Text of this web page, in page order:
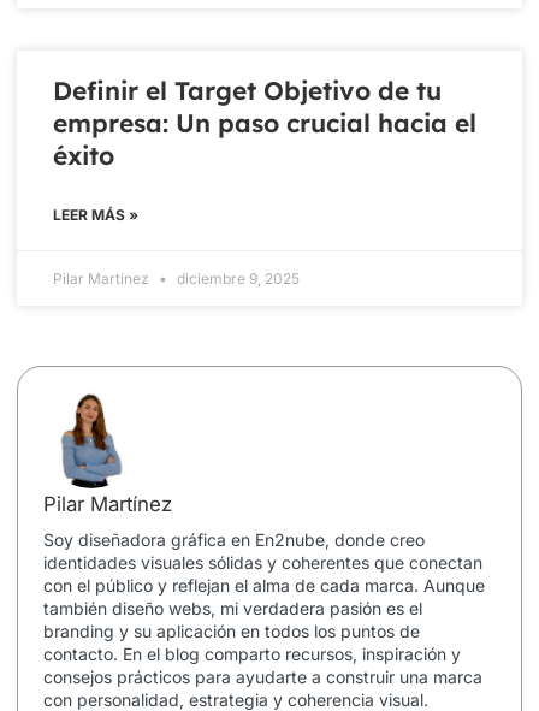
Definir el Target Objetivo de tu
empresa: Un paso crucial hacia el
éxito
LEER MÁS »
Pilar Martínez diciembre 9, 2025
Pilar Martínez
Soy diseñadora gráfica en En2nube, donde creo
identidades visuales sólidas y coherentes que conectan
con el público y reflejan el alma de cada marca. Aunque
también diseño webs, mi verdadera pasión es el
branding y su aplicación en todos los puntos de
contacto. En el blog comparto recursos, inspiración y
consejos prácticos para ayudarte a construir una marca
con personalidad, estrategia y coherencia visual.